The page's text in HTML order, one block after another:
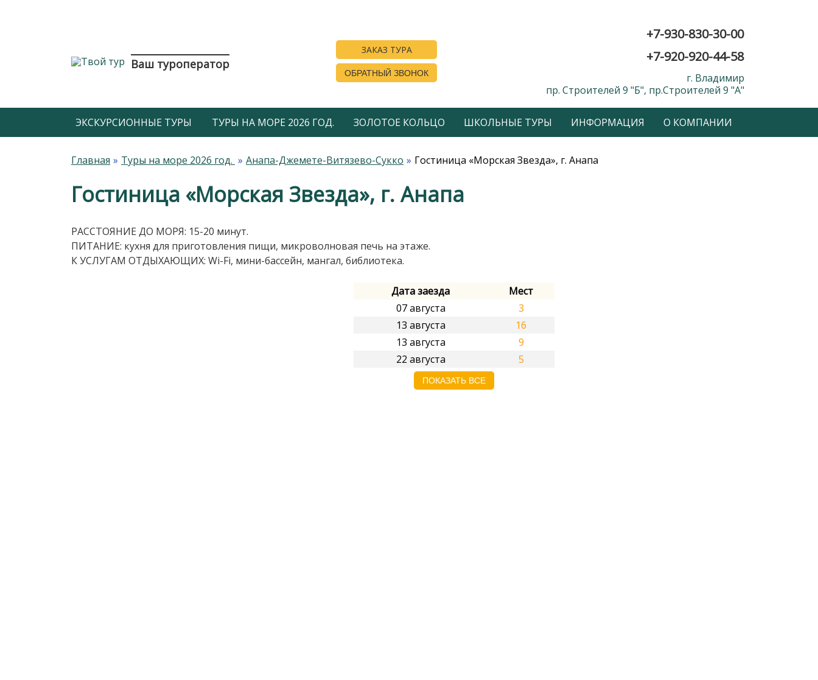
Ваш туроператор
ЗАКАЗ ТУРА
ОБРАТНЫЙ ЗВОНОК
+7-930-830-30-00
+7-920-920-44-58
г. Владимир
пр. Строителей 9 "Б", пр.Строителей 9 "А"
ЭКСКУРСИОННЫЕ ТУРЫ ТУРЫ НА МОРЕ 2026 ГОД. ЗОЛОТОЕ КОЛЬЦО ШКОЛЬНЫЕ ТУРЫ ИНФОРМАЦИЯ О КОМПАНИИ
Главная Туры на море 2026 год. Анапа-Джемете-Витязево-Сукко Гостиница «Морская Звезда», г. Анапа
Гостиница «Морская Звезда», г. Анапа
РАССТОЯНИЕ ДО МОРЯ: 15-20 минут.
ПИТАНИЕ: кухня для приготовления пищи, микроволновая печь на этаже.
К УСЛУГАМ ОТДЫХАЮЩИХ: Wi-Fi, мини-бассейн, мангал, библиотека.
Дата заезда
Мест
07 августа
3
13 августа
16
13 августа
9
22 августа
5
ПОКАЗАТЬ ВСЕ